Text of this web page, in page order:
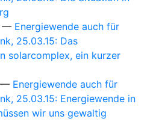
Energiewende auch für
25.03.15: Das
solarcomplex, ein kurzer
Energiewende auch für
25.03.15: Energiewende in
wir uns gewaltig